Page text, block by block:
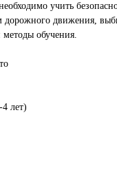
учить
дорожного движения,
обучения.⠀
лет)